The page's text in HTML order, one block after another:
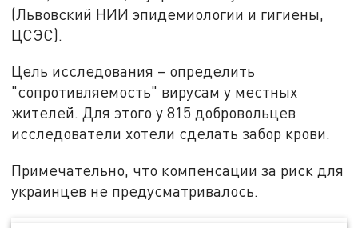
(Львовский НИИ эпидемиологии и гигиены,
ЦСЭС).
Цель исследования – определить
"сопротивляемость" вирусам у местных
жителей. Для этого у 815 добровольцев
исследователи хотели сделать забор крови.
Примечательно, что компенсации за риск для
украинцев не предусматривалось.